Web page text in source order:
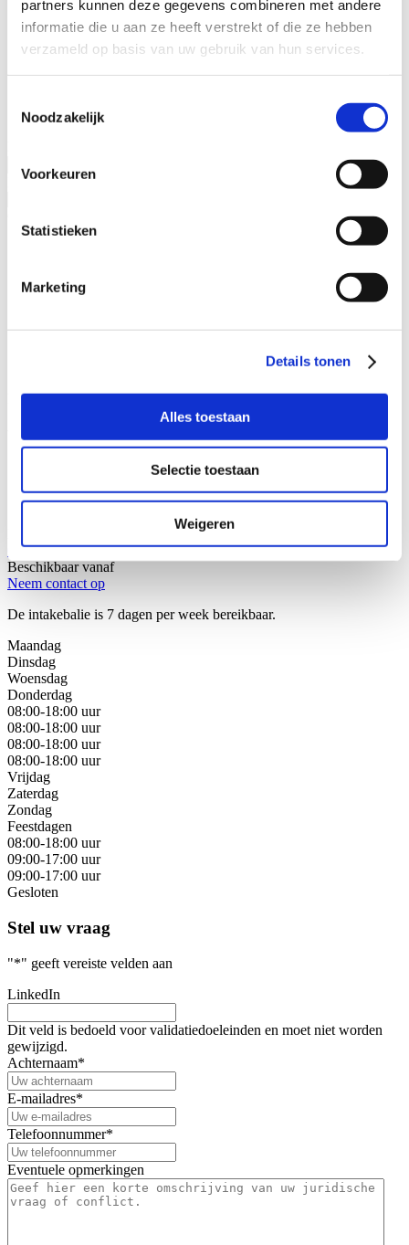
partners kunnen deze gegevens combineren met andere
informatie die u aan ze heeft verstrekt of die ze hebben
verzameld op basis van uw gebruik van hun services.
Noodzakelijk
Voorkeuren
Statistieken
Marketing
Details tonen
Alles toestaan
Selectie toestaan
Weigeren
Specialisaties
Advocaat alimentatie
Alimentatie incasseren
Echtscheiding
Partneralimentatie
Ervaringsjaren
Specialisatieverenigingen
ADR.MED®
Filters:
Wij helpen u graag!
Stap 1: Bel of mail onze juristen van de intakebalie
Stap 3: Kies de beste oplossing voor uw situatie
088 - 629 00 40
Beschikbaar vanaf
Neem contact op
De intakebalie is 7 dagen per week bereikbaar.
Maandag
Dinsdag
Woensdag
Donderdag
08:00-18:00 uur
08:00-18:00 uur
08:00-18:00 uur
08:00-18:00 uur
Vrijdag
Zaterdag
Zondag
Feestdagen
08:00-18:00 uur
09:00-17:00 uur
09:00-17:00 uur
Gesloten
Stel uw vraag
"*" geeft vereiste velden aan
LinkedIn
Dit veld is bedoeld voor validatiedoeleinden en moet niet worden
gewijzigd.
Achternaam*
E-mailadres*
Telefoonnummer*
Eventuele opmerkingen